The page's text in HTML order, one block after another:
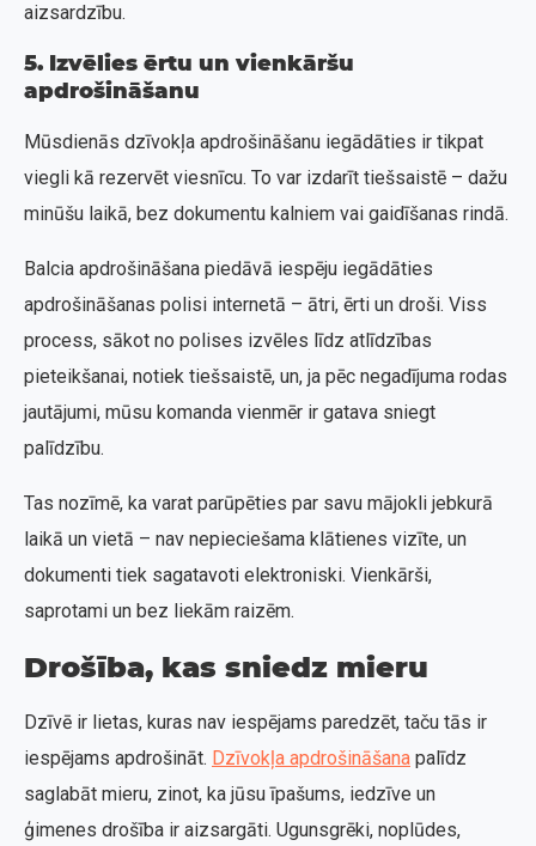
aizsardzību.
5. Izvēlies ērtu un vienkāršu
apdrošināšanu
Mūsdienās dzīvokļa apdrošināšanu iegādāties ir tikpat
viegli kā rezervēt viesnīcu. To var izdarīt tiešsaistē – dažu
minūšu laikā, bez dokumentu kalniem vai gaidīšanas rindā.
Balcia apdrošināšana piedāvā iespēju iegādāties
apdrošināšanas polisi internetā – ātri, ērti un droši. Viss
process, sākot no polises izvēles līdz atlīdzības
pieteikšanai, notiek tiešsaistē, un, ja pēc negadījuma rodas
jautājumi, mūsu komanda vienmēr ir gatava sniegt
palīdzību.
Tas nozīmē, ka varat parūpēties par savu mājokli jebkurā
laikā un vietā – nav nepieciešama klātienes vizīte, un
dokumenti tiek sagatavoti elektroniski. Vienkārši,
saprotami un bez liekām raizēm.
Drošība, kas sniedz mieru
Dzīvē ir lietas, kuras nav iespējams paredzēt, taču tās ir
iespējams apdrošināt. Dzīvokļa apdrošināšana palīdz
saglabāt mieru, zinot, ka jūsu īpašums, iedzīve un
ģimenes drošība ir aizsargāti. Ugunsgrēki, noplūdes,